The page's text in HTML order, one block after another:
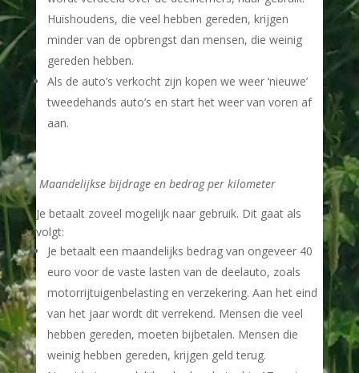
Huishoudens, die veel hebben gereden, krijgen
minder van de opbrengst dan mensen, die weinig
gereden hebben.
Als de auto’s verkocht zijn kopen we weer ‘nieuwe’
tweedehands auto’s en start het weer van voren af
aan.
Maandelijkse bijdrage en bedrag per kilometer
Je betaalt zoveel mogelijk naar gebruik. Dit gaat als
volgt:
Je betaalt een maandelijks bedrag van ongeveer 40
euro voor de vaste lasten van de deelauto, zoals
motorrijtuigenbelasting en verzekering. Aan het eind
van het jaar wordt dit verrekend. Mensen die veel
hebben gereden, moeten bijbetalen. Mensen die
weinig hebben gereden, krijgen geld terug.